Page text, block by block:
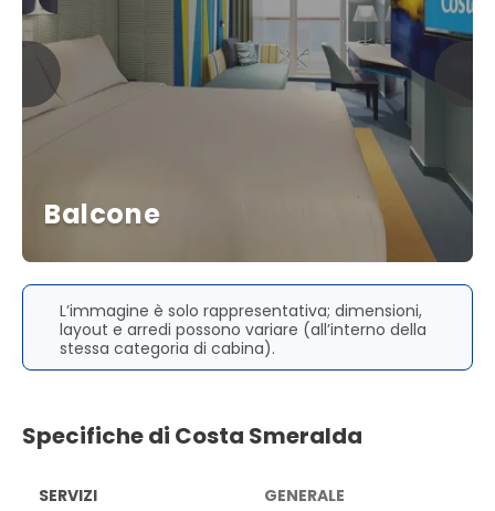
Balcone
L’immagine è solo rappresentativa; dimensioni,
layout e arredi possono variare (all’interno della
stessa categoria di cabina).
Specifiche di Costa Smeralda
SERVIZI GENERALE